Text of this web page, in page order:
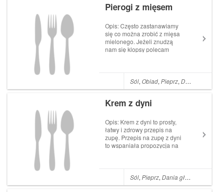
Pierogi z mięsem
Opis: Często zastanawiamy
się co można zrobić z mięsa
mielonego. Jeżeli znudzą
nam się klopsy polecam
najlepsze są ugotowane i
następnie przysmażone na
Sól,Obiad,Pieprz,Dania główne
Krem z dyni
Opis: Krem z dyni to prosty,
łatwy i zdrowy przepis na
zupę. Przepis na zupę z dyni
to wspaniała propozycja na
zupę możemy przygotować
pod koniec sierpnia lub na
Sól,Pieprz,Dania główne